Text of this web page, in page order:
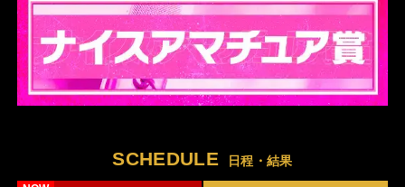
SCHEDULE 日程・結果